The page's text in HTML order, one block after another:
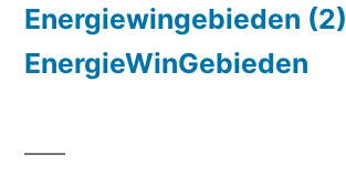
Energiewingebieden (2)
EnergieWinGebieden